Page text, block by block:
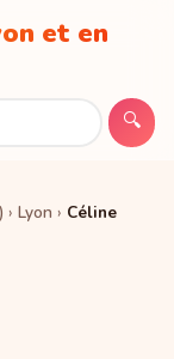
et en
🔍
› Lyon › Céline